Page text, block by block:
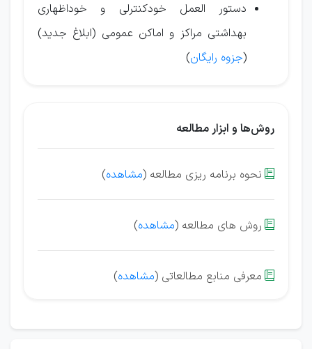
دستور العمل خودكنترلی و خوداظهاری
بهداشتی مراكز و اماكن عمومی (ابلاغ جدید)
(جزوه رایگان)
روش‌ها و ابزار مطالعه
 نحوه برنامه ریزی مطالعه (مشاهده)
 روش های مطالعه (مشاهده)
 معرفی منابع مطالعاتی (مشاهده)